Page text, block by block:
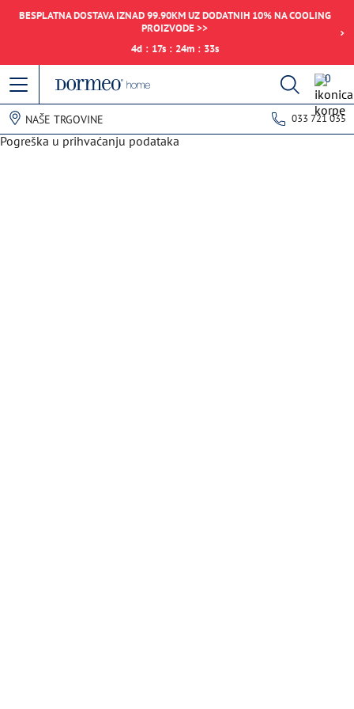
BESPLATNA DOSTAVA IZNAD 99.90KM UZ DODATNIH 10% NA COOLING
PROIZVODE >>
4d : 17s : 24m : 33s
0
NAŠE TRGOVINE 033 721 035
Pogreška u prihvaćanju podataka